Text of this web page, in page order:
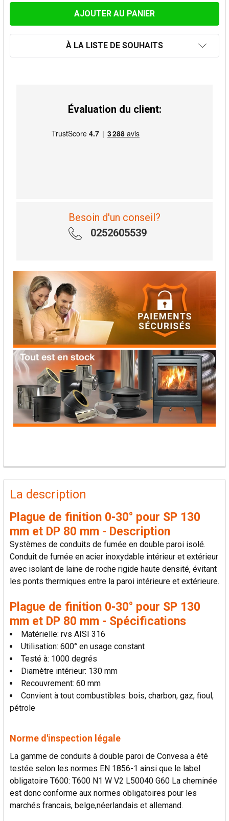
À LA LISTE DE SOUHAITS
Évaluation du client:
Besoin d'un conseil?
0252605539
PRODUITS
FRÉQUEMMENT
ACHETÉS
SÉLECTIONNER
AJOUTER
LA
La description
Plague de finition 0-30° pour SP 130
mm et DP 80 mm - Description
Systèmes de conduits de fumée en double paroi isolé.
Conduit de fumée en acier inoxydable intérieur et extérieur
avec isolant de laine de roche rigide haute densité, évitant
les ponts thermiques entre la paroi intérieure et extérieure.
Plague de finition 0-30° pour SP 130
mm et DP 80 mm - Spécifications
Matérielle: rvs AISI 316
Utilisation: 600° en usage constant
Testé à: 1000 degrés
Diamètre intérieur: 130 mm
Recouvrement: 60 mm
Convient à tout combustibles: bois, charbon, gaz, fioul,
pétrole
Norme d'inspection légale
La gamme de conduits à double paroi de Convesa a été
testée selon les normes EN 1856-1 ainsi que le label
obligatoire T600: T600 N1 W V2 L50040 G60 La cheminée
est donc conforme aux normes obligatoires pour les
marchés francais, belge,néerlandais et allemand.